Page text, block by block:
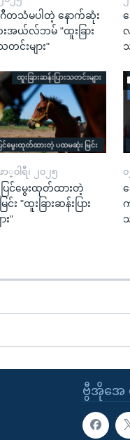
တသံမပါတဲ့ နောက်ဆုံး
ယ်လ်ဘမ် "ထူးခြား
တင်းများ"
၀ါရီ၊ ၂၀၂၅
ပြင်မွေးထုတ်ထားတဲ့
း "ထူးခြားဆန်းပြား
း"
က
ဗွီအိုအေ